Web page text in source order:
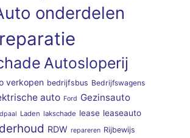
onderdelen
Autosloperij
verkopen bedrijfsbus Bedrijfswagens
auto Ford Gezinsauto
Laden lakschade lease leaseauto
RDW repareren Rijbewijs